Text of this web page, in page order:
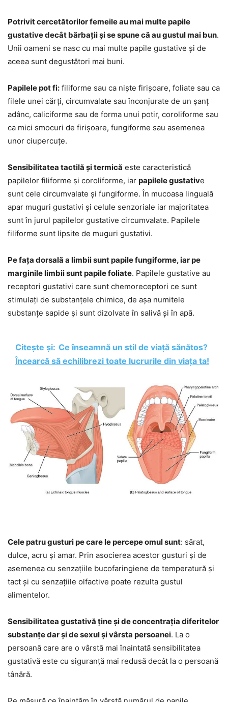
Potrivit cercetătorilor femeile au mai multe papile
gustative decât bărbații și se spune că au gustul mai bun.
Unii oameni se nasc cu mai multe papile gustative și de
aceea sunt degustători mai buni.
Papilele pot fi: filiforme sau ca niște firișoare, foliate sau ca
filele unei cărți, circumvalate sau înconjurate de un șanț
adânc, caliciforme sau de forma unui potir, coroliforme sau
ca mici smocuri de firișoare, fungiforme sau asemenea
unor ciupercuțe.
Sensibilitatea tactilă și termică este caracteristică
papilelor filiforme și coroliforme, iar papilele gustative
sunt cele circumvalate și fungiforme. În mucoasa linguală
apar muguri gustativi și celule senzoriale iar majoritatea
sunt în jurul papilelor gustative circumvalate. Papilele
filiforme sunt lipsite de muguri gustativi.
Pe fața dorsală a limbii sunt papile fungiforme, iar pe
marginile limbii sunt papile foliate. Papilele gustative au
receptori gustativi care sunt chemoreceptori ce sunt
stimulați de substanțele chimice, de așa numitele
substanțe sapide și sunt dizolvate în salivă și în apă.
Citește și: Ce înseamnă un stil de viață sănătos?
Încearcă să echilibrezi toate lucrurile din viața ta!
Cele patru gusturi pe care le percepe omul sunt: sărat,
dulce, acru și amar. Prin asocierea acestor gusturi și de
asemenea cu senzațiile bucofaringiene de temperatură și
tact și cu senzațiile olfactive poate rezulta gustul
alimentelor.
Sensibilitatea gustativă ține și de concentrația diferitelor
substanțe dar și de sexul și vârsta persoanei. La o
persoană care are o vârstă mai înaintată sensibilitatea
gustativă este cu siguranță mai redusă decât la o persoană
tânără.